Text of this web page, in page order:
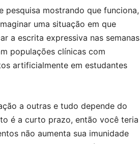
pesquisa mostrando que funciona,
uma situação em que
a escrita expressiva nas semanas
populações clínicas com
artificialmente em estudantes
a outras e tudo depende do
é a curto prazo, então você teria
não aumenta sua imunidade